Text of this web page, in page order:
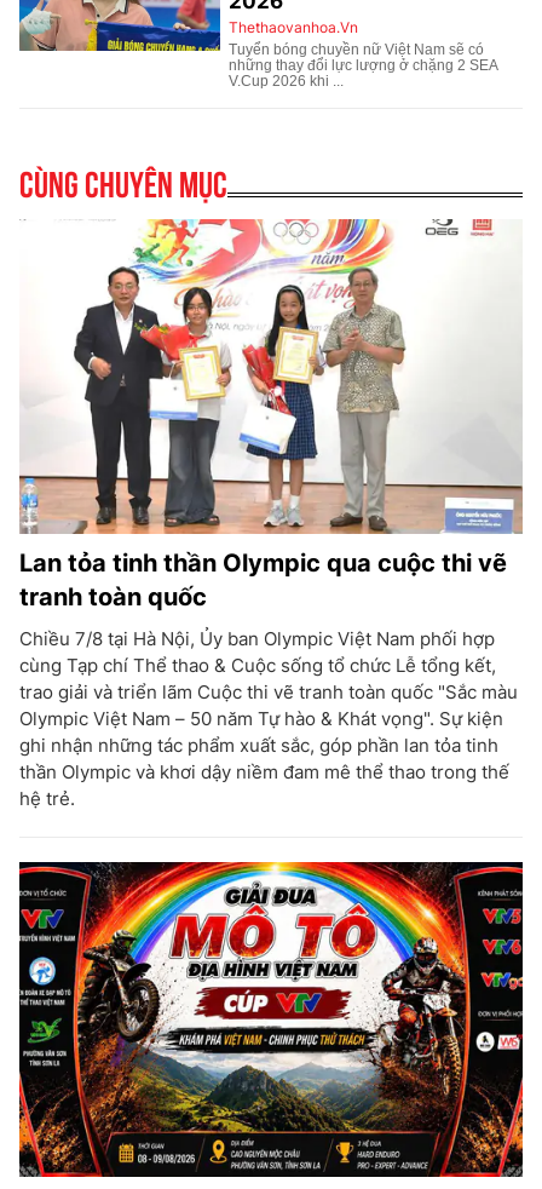
Cùng chuyên mục
Lan tỏa tinh thần Olympic qua cuộc thi vẽ
tranh toàn quốc
Chiều 7/8 tại Hà Nội, Ủy ban Olympic Việt Nam phối hợp
cùng Tạp chí Thể thao & Cuộc sống tổ chức Lễ tổng kết,
trao giải và triển lãm Cuộc thi vẽ tranh toàn quốc "Sắc màu
Olympic Việt Nam – 50 năm Tự hào & Khát vọng". Sự kiện
ghi nhận những tác phẩm xuất sắc, góp phần lan tỏa tinh
thần Olympic và khơi dậy niềm đam mê thể thao trong thế
hệ trẻ.